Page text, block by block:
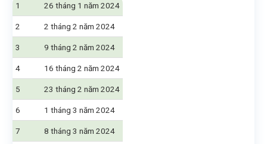
1 26 tháng 1 năm 2024
2 2 tháng 2 năm 2024
3 9 tháng 2 năm 2024
4 16 tháng 2 năm 2024
5 23 tháng 2 năm 2024
6 1 tháng 3 năm 2024
7 8 tháng 3 năm 2024